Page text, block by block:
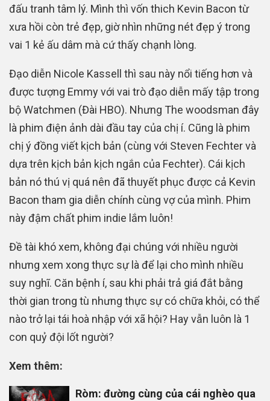
đấu tranh tâm lý. Mình thì vốn thich Kevin Bacon từ
xưa hồi còn trẻ đẹp, giờ nhìn những nét đẹp ý trong
vai 1 kẻ ấu dâm mà cứ thấy chạnh lòng.
Đạo diễn Nicole Kassell thì sau này nổi tiếng hơn và
được tượng Emmy với vai trò đạo diễn mấy tập trong
bộ Watchmen (Đài HBO). Nhưng The woodsman đây
là phim điện ảnh dài đầu tay của chị í. Cũng là phim
chị ý đồng viết kịch bản (cùng với Steven Fechter và
dựa trên kịch bản kịch ngắn của Fechter). Cái kịch
bản nó thú vị quá nên đã thuyết phục được cả Kevin
Bacon tham gia diễn chính cùng vợ của mình. Phim
này đậm chất phim indie lắm luôn!
Đề tài khó xem, không đại chúng với nhiều người
nhưng xem xong thực sự là để lại cho mình nhiều
suy nghĩ. Căn bệnh í, sau khi phải trả giá đắt bằng
thời gian trong tù nhưng thực sự có chữa khỏi, có thể
nào trở lại tái hoà nhập với xã hội? Hay vẫn luôn là 1
con quỷ đội lốt người?
Xem thêm:
Ròm: đường cùng của cái nghèo qua